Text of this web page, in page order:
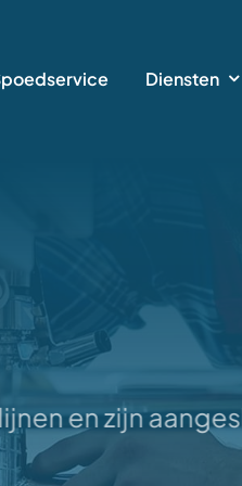
Diensten
en zijn